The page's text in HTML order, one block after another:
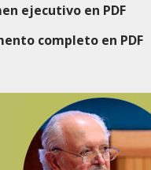
ejecutivo en PDF
completo en PDF